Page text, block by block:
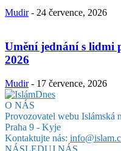
Mudir - 24 července, 2026
Umění jednání s lidmi
2026
Mudir - 17 července, 2026
O NÁS
Provozovatel webu Islámská
Praha 9 - Kyje
Kontaktujte nás:
NÁSLEDUJ NÁS